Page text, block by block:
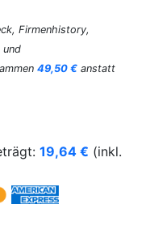
Firmenhistory,
und
49,50 € anstatt
19,64 € (inkl.